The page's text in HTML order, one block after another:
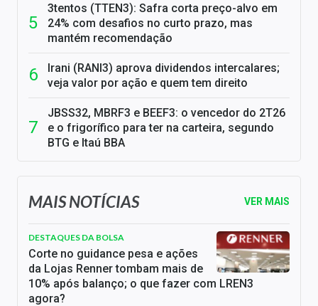
3tentos (TTEN3): Safra corta preço-alvo em
24% com desafios no curto prazo, mas
mantém recomendação
Irani (RANI3) aprova dividendos intercalares;
veja valor por ação e quem tem direito
JBSS32, MBRF3 e BEEF3: o vencedor do 2T26
e o frigorífico para ter na carteira, segundo
BTG e Itaú BBA
MAIS NOTÍCIAS VER MAIS
DESTAQUES DA BOLSA
Corte no guidance pesa e ações
da Lojas Renner tombam mais de
10% após balanço; o que fazer com LREN3
agora?